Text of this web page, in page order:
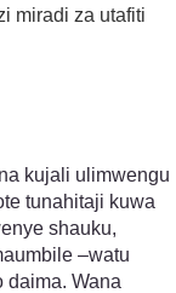
miradi za utafiti
kujali ulimwengu
tunahitaji kuwa
shauku,
–watu
Wana